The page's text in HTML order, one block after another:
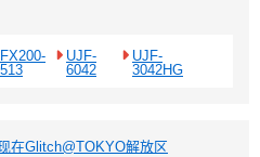
UJF-
6042
UJF-
3042HG
在Glitch@TOKYO解放区